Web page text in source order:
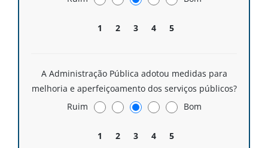
1 2 3 4 5
A Administração Pública adotou medidas para
melhoria e aperfeiçoamento dos serviços públicos?
Ruim
1 2 3 4 5
Bom